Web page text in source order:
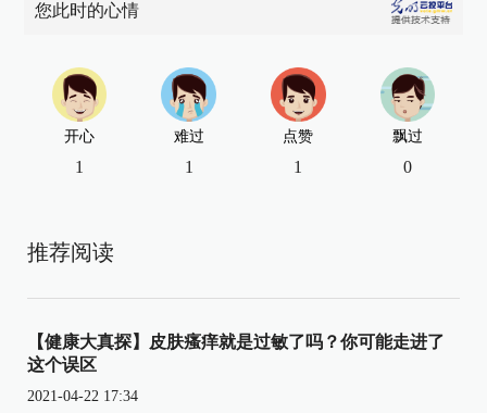
您此时的心情
开心
1
难过
1
点赞
1
飘过
0
推荐阅读
【健康大真探】皮肤瘙痒就是过敏了吗？你可能走进了
这个误区
2021-04-22 17:34